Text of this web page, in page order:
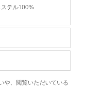
テル100%
や、閲覧いただいている